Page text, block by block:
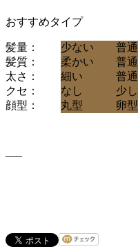
おすすめタイプ
髪量： 少ない 普通
髪質：
柔かい 普通
太さ：
細い 普通
クセ：
なし 少し
顔型：
丸型 卵型
—–